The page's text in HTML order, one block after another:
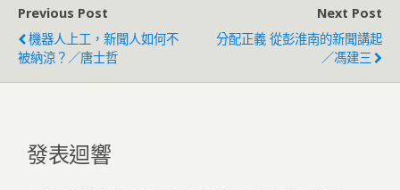
Previous Post
機器人上工，新聞人如何不
被納涼？／唐士哲
Next Post
分配正義 從彭淮南的新聞講起
／馮建三
發表迴響